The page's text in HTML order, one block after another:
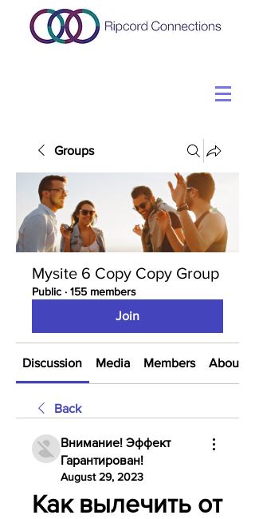
Groups
Mysite 6 Copy Copy Group
Public · 155 members
Join
Discussion Media Members About
Back
Внимание! Эффект
Гарантирован!
August 29, 2023
Как вылечить от